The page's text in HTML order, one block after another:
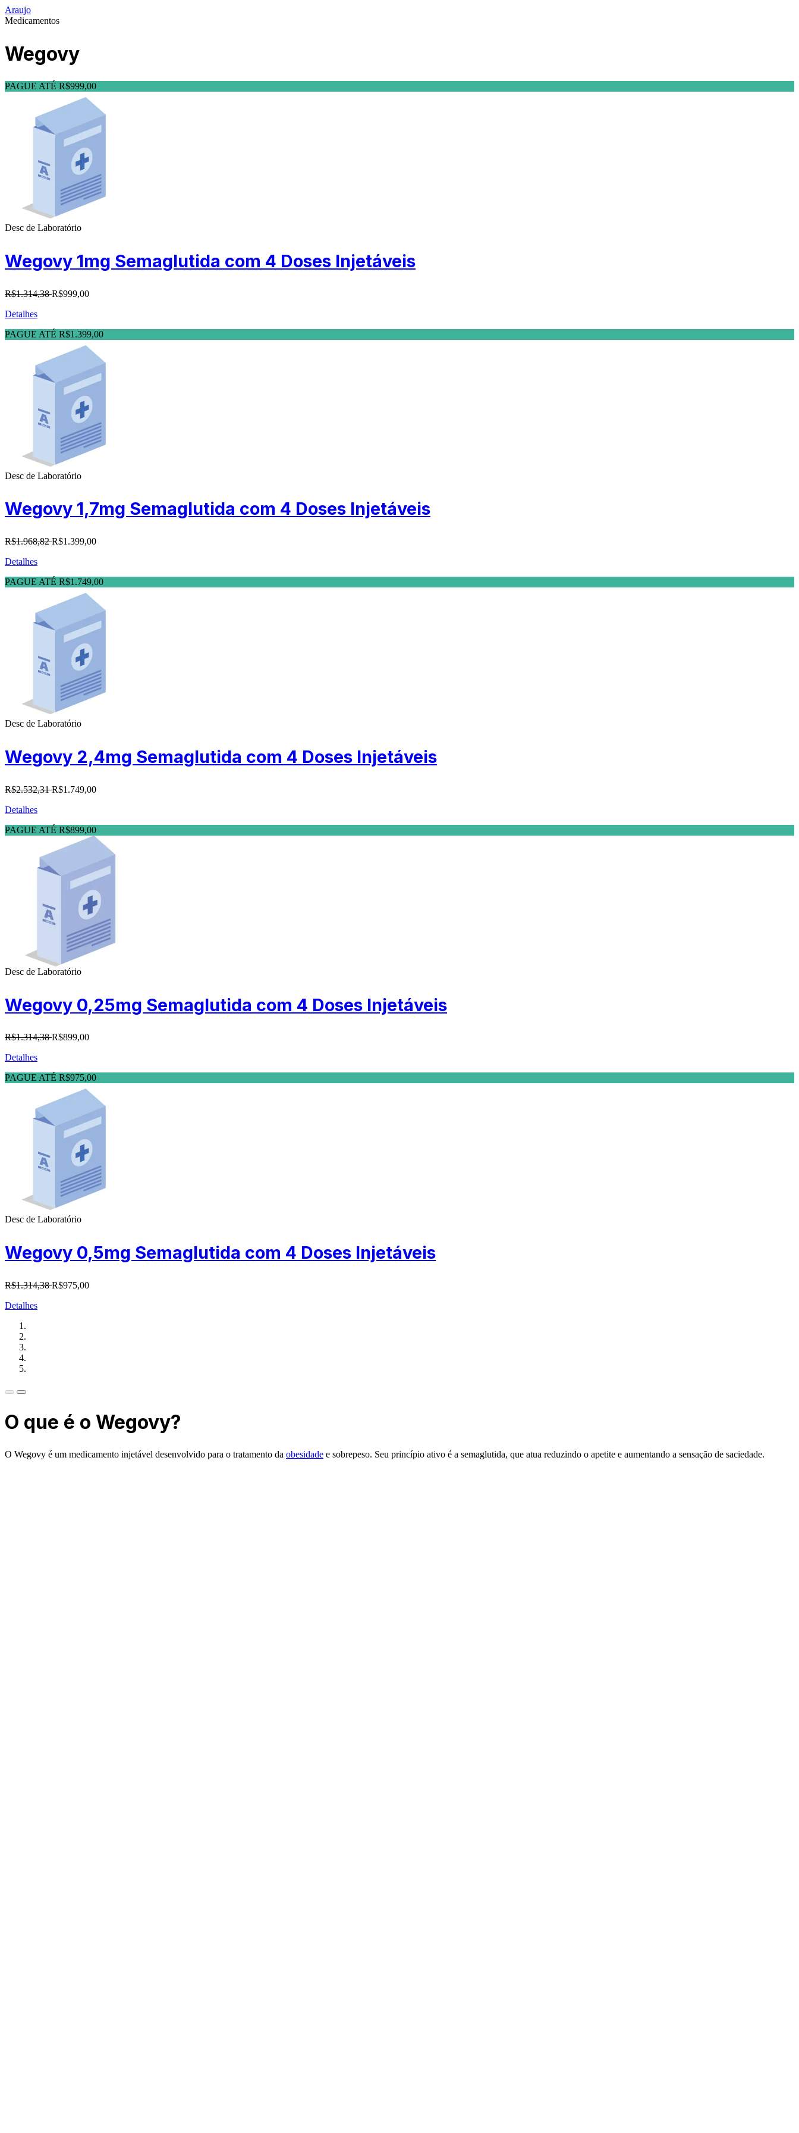
Araujo
Medicamentos
Wegovy
PAGUE ATÉ R$999,00
Desc de Laboratório
Wegovy 1mg Semaglutida com 4 Doses Injetáveis
R$1.314,38R$999,00
Detalhes
PAGUE ATÉ R$1.399,00
Desc de Laboratório
Wegovy 1,7mg Semaglutida com 4 Doses Injetáveis
R$1.968,82R$1.399,00
Detalhes
PAGUE ATÉ R$1.749,00
Desc de Laboratório
Wegovy 2,4mg Semaglutida com 4 Doses Injetáveis
R$2.532,31R$1.749,00
Detalhes
PAGUE ATÉ R$899,00
Desc de Laboratório
Wegovy 0,25mg Semaglutida com 4 Doses Injetáveis
R$1.314,38R$899,00
Detalhes
PAGUE ATÉ R$975,00
Desc de Laboratório
Wegovy 0,5mg Semaglutida com 4 Doses Injetáveis
R$1.314,38R$975,00
Detalhes
O que é o Wegovy?
O Wegovy é um medicamento injetável desenvolvido para o tratamento da obesidade e sobrepeso. Seu princípio ativo é a semaglutida, que atua reduzindo o apetite e aumentando a sensação de saciedade.